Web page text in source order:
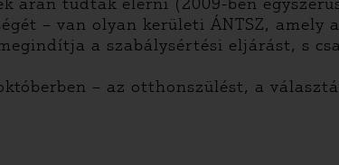
– van olyan kerületi ÁNTSZ, amely
a szabálysértési eljárást, s
– az otthonszülést, a